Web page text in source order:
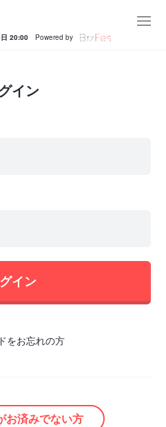
20:00 Powered by
イン
イン
をお忘れの方
お済みでない方